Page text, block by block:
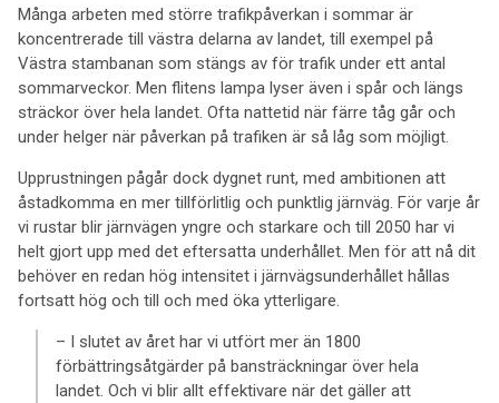
Många arbeten med större trafikpåverkan i sommar är
koncentrerade till västra delarna av landet, till exempel på
Västra stambanan som stängs av för trafik under ett antal
sommarveckor. Men flitens lampa lyser även i spår och längs
sträckor över hela landet. Ofta nattetid när färre tåg går och
under helger när påverkan på trafiken är så låg som möjligt.
Upprustningen pågår dock dygnet runt, med ambitionen att
åstadkomma en mer tillförlitlig och punktlig järnväg. För varje år
vi rustar blir järnvägen yngre och starkare och till 2050 har vi
helt gjort upp med det eftersatta underhållet. Men för att nå dit
behöver en redan hög intensitet i järnvägsunderhållet hållas
fortsatt hög och till och med öka ytterligare.
– I slutet av året har vi utfört mer än 1800
förbättringsåtgärder på bansträckningar över hela
landet. Och vi blir allt effektivare när det gäller att